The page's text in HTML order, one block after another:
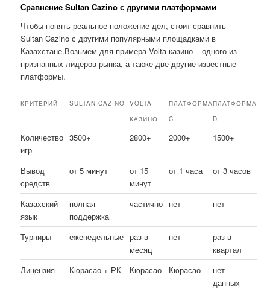
Сравнение Sultan Cazino с другими платформами
Чтобы понять реальное положение дел, стоит сравнить
Sultan Cazino с другими популярными площадками в
Казахстане.Возьмём для примера Volta казино – одного из
признанных лидеров рынка, а также две другие известные
платформы.
КРИТЕРИЙ SULTAN CAZINO
VOLTA
КАЗИНО
ПЛАТФОРМА
C
ПЛАТФОРМА
D
Количество
игр
3500+ 2800+ 2000+ 1500+
Вывод
средств
от 5 минут
от 15
минут
от 1 часа от 3 часов
Казахский
язык
полная
поддержка
частично нет нет
Турниры еженедельные раз в
месяц
нет
раз в
квартал
Лицензия
Кюрасао + РК Кюрасао Кюрасао
нет
данных